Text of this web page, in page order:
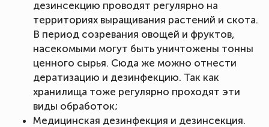
дезинсекцию проводят регулярно на
территориях выращивания растений и скота.
В период созревания овощей и фруктов,
насекомыми могут быть уничтожены тонны
ценного сырья. Сюда же можно отнести
дератизацию и дезинфекцию. Так как
хранилища тоже регулярно проходят эти
виды обработок;
Медицинская дезинфекция и дезинсекция.